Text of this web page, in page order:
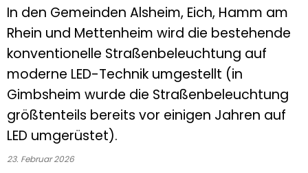
In den Gemeinden Alsheim, Eich, Hamm am
Rhein und Mettenheim wird die bestehende
konventionelle Straßenbeleuchtung auf
moderne LED-Technik umgestellt (in
Gimbsheim wurde die Straßenbeleuchtung
größtenteils bereits vor einigen Jahren auf
LED umgerüstet).
23. Februar 2026